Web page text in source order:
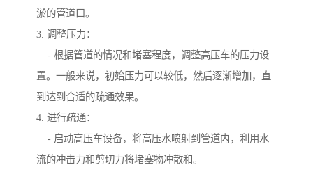
淤的管道口。
3. 调整压力：
- 根据管道的情况和堵塞程度，调整高压车的压力设
置。一般来说，初始压力可以较低，然后逐渐增加，直
到达到合适的疏通效果。
4. 进行疏通：
- 启动高压车设备，将高压水喷射到管道内，利用水
流的冲击力和剪切力将堵塞物冲散和。